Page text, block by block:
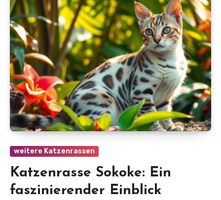
weitere Katzenrassen
Katzenrasse Sokoke: Ein
faszinierender Einblick